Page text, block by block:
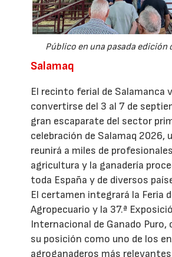
Público en una pasada edición
Salamaq
El recinto ferial de Salamanca
convertirse del 3 al 7 de
gran escaparate del sector
celebración de Salamaq 2026,
reunirá a miles de
agricultura y la ganadería
toda España y de diversos
El certamen integrará la Feria
Agropecuario y la 37.ª
Internacional de Ganado Puro,
su posición como uno de los
agroganaderos más relevantes